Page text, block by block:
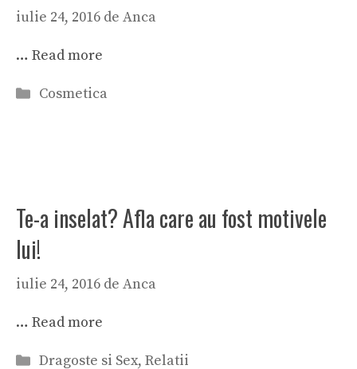
iulie 24, 2016 de Anca
… Read more
Categorii
Cosmetica
Te-a inselat? Afla care au fost motivele
lui!
iulie 24, 2016 de Anca
… Read more
Categorii
Dragoste si Sex, Relatii